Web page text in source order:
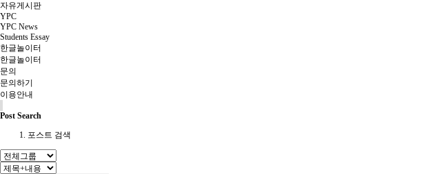
자유게시판
YPC
YPC News
Students Essay
한글놀이터
한글놀이터
문의
문의하기
이용안내
Post Search
포스트 검색